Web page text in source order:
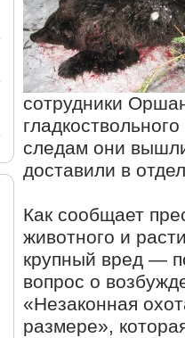
сотрудники
следам они
доставили в
Как сообщает
животного и
крупный вред —
вопрос о
«Незаконная
размере»,